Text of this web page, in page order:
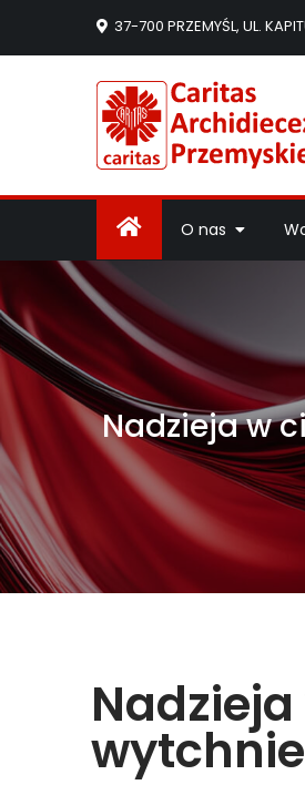
37-700 PRZEMYŚL, UL.
O nas
Nadzieja w